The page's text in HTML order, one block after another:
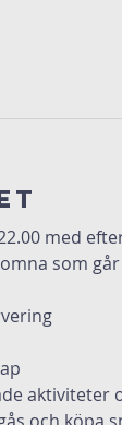
med
som